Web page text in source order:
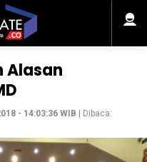
Alasan
- 14:03:36 WIB | Dibaca: